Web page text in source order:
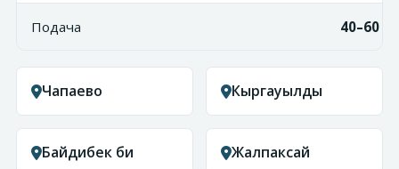
Подача 40–60
Чапаево Кыргауылды
Байдибек би Жалпаксай